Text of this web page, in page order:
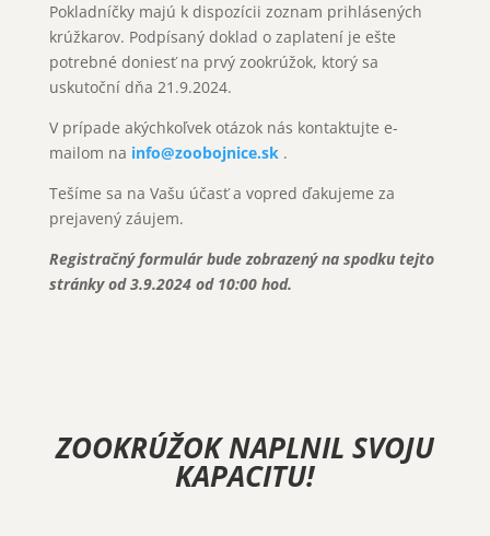
Pokladníčky majú k dispozícii zoznam prihlásených
krúžkarov. Podpísaný doklad o zaplatení je ešte
potrebné doniesť na prvý zookrúžok, ktorý sa
uskutoční dňa 21.9.2024.
V prípade akýchkoľvek otázok nás kontaktujte e-
mailom na info@zoobojnice.sk.
Tešíme sa na Vašu účasť a vopred ďakujeme za
prejavený záujem.
Registračný formulár bude zobrazený na spodku tejto
stránky od 3.9.2024 od 10:00 hod.
ZOOKRÚŽOK NAPLNIL SVOJU
KAPACITU!